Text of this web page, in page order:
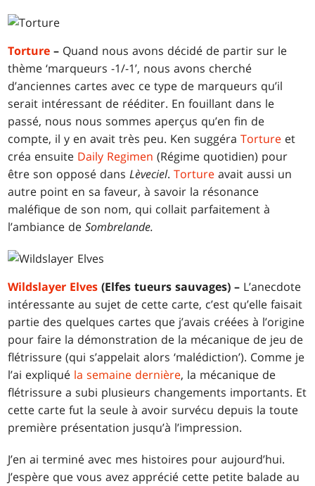
Torture – Quand nous avons décidé de partir sur le
thème ‘marqueurs -1/-1’, nous avons cherché
d’anciennes cartes avec ce type de marqueurs qu’il
serait intéressant de rééditer. En fouillant dans le
passé, nous nous sommes aperçus qu’en fin de
compte, il y en avait très peu. Ken suggéraTorture et
créa ensuite Daily Regimen (Régime quotidien) pour
être son opposé dansLèveciel.Torture avait aussi un
autre point en sa faveur, à savoir la résonance
maléfique de son nom, qui collait parfaitement à
l’ambiance deSombrelande.
Wildslayer Elves (Elfes tueurs sauvages) – L’anecdote
intéressante au sujet de cette carte, c’est qu’elle faisait
partie des quelques cartes que j’avais créées à l’origine
pour faire la démonstration de la mécanique de jeu de
flétrissure (qui s’appelait alors ‘malédiction’). Comme je
l’ai expliqué la semaine dernière, la mécanique de
flétrissure a subi plusieurs changements importants. Et
cette carte fut la seule à avoir survécu depuis la toute
première présentation jusqu’à l’impression.
J’en ai terminé avec mes histoires pour aujourd’hui.
J’espère que vous avez apprécié cette petite balade au